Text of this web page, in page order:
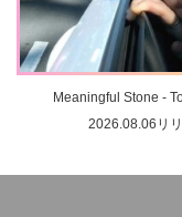
Meaningful Stone -
2026.08.06リ